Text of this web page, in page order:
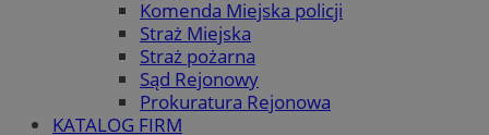
Komenda Miejska policji
Straż Miejska
Straż pożarna
Sąd Rejonowy
Prokuratura Rejonowa
KATALOG FIRM